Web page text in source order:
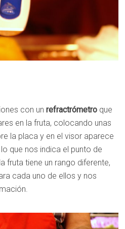
con un refractrómetro que
en la fruta, colocando unas
la placa y en el visor aparece
que nos indica el punto de
fruta tiene un rango diferente,
cada uno de ellos y nos